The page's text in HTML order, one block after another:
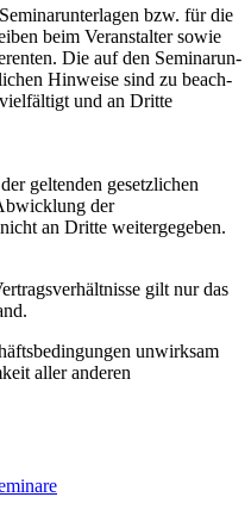
bzw. für die
beim Veranstalter sowie
Die auf den Seminarun­
Hinweise sind zu beach­
und an Dritte
geltenden gesetzlichen
der
an Dritte weitergegeben.
gilt nur das
unwirksam
aller anderen